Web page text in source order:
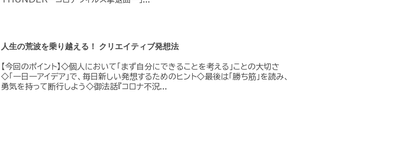
人生の荒波を乗り越える！ クリエイティブ発想法
【今回のポイント】◇個人において「まず自分にできることを考える」ことの大切さ
◇「一日一アイデア」で、毎日新しい発想するためのヒント◇最後は「勝ち筋」を読み、
勇気を持って断行しよう◇御法話『コロナ不況...